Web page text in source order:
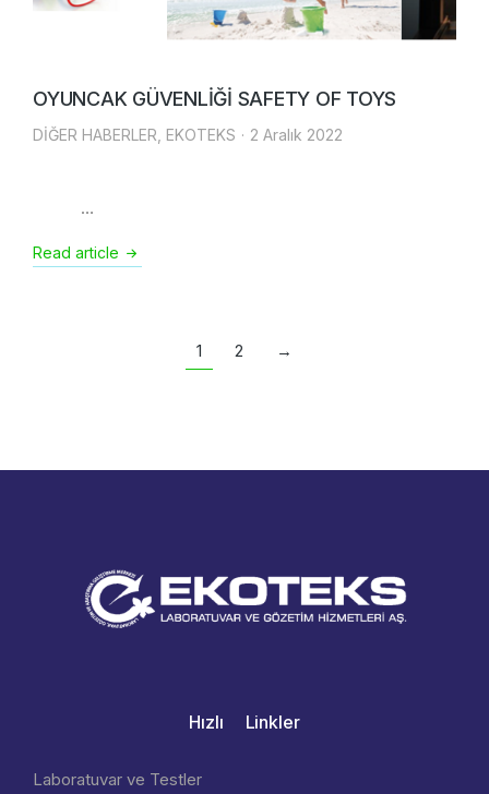
OYUNCAK GÜVENLİĞİ SAFETY OF TOYS
DİĞER HABERLER EKOTEKS 2 Aralık 2022
…
Read article
1 2 →
Hızlı Linkler
Laboratuvar ve Testler